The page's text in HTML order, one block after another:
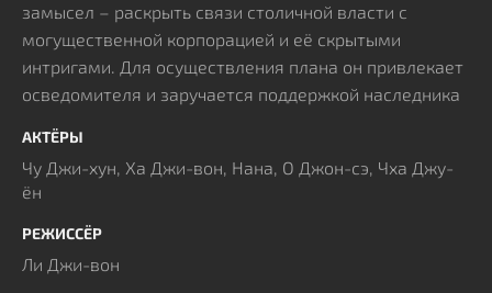
замысел – раскрыть связи столичной власти с
могущественной корпорацией и её скрытыми
интригами. Для осуществления плана он привлекает
осведомителя и заручается поддержкой наследника
Изначально всё кажется тщательно продуманным, но
вскоре расследование выходит из-под контроля –
различить союзников и тех, кто действует ради
личной выгоды, становится почти невозможно.
Каждое решение оборачивается непредсказуемыми
АКТЁРЫ
Чу Джи-хун, Ха Джи-вон, Нана, О Джон-сэ, Чха Джу-
ён
РЕЖИССЁР
Ли Джи-вон